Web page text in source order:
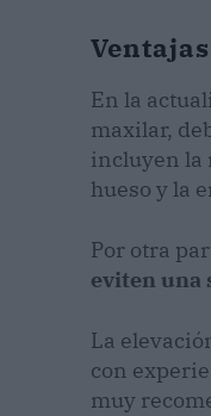
En la
maxilar,
incluyen la
hueso y la
Por otra
eviten una
La
con
muy